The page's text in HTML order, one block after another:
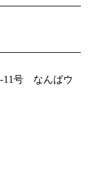
11号 なんばウ